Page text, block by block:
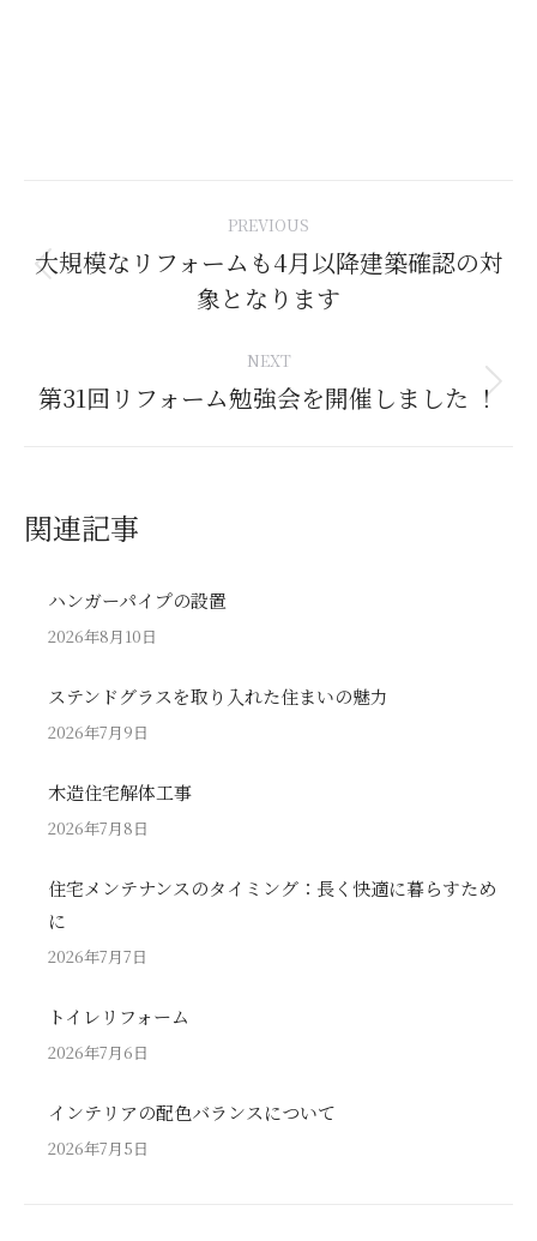
navigation
PREVIOUS
Previous
post:
大規模なリフォームも4月以降建築確認の対
象となります
NEXT
Next
第31回リフォーム勉強会を開催しました ！
関連記事
ハンガーパイプの設置
2026年8月10日
ステンドグラスを取り入れた住まいの魅力
2026年7月9日
木造住宅解体工事
2026年7月8日
住宅メンテナンスのタイミング：長く快適に暮らすため
に
2026年7月7日
トイレリフォーム
2026年7月6日
インテリアの配色バランスについて
2026年7月5日